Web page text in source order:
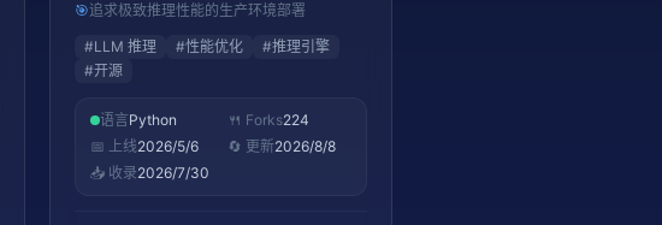
🎯追求极致推理性能的生产环境部署
#LLM 推理 #性能优化 #推理引擎
#开源
语言Python 🍴 Forks224
📅 上线2026/5/6 🔄 更新2026/8/8
📥 收录2026/7/30